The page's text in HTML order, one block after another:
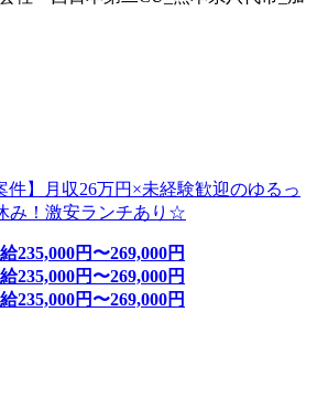
件】月収26万円×未経験歓迎のゆるっ
み！激安ランチあり☆
235,000円〜269,000円
235,000円〜269,000円
235,000円〜269,000円